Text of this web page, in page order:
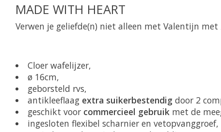
MADE WITH HEART
Verwen je geliefde(n) niet alleen met Valentijn
Cloer wafelijzer,
ø 16cm,
geborsteld rvs,
antikleeflaag extra suikerbestendig door 2
geschikt voor commercieel gebruikmet de
ingesloten flexibel scharnier en vetopvanggroef,